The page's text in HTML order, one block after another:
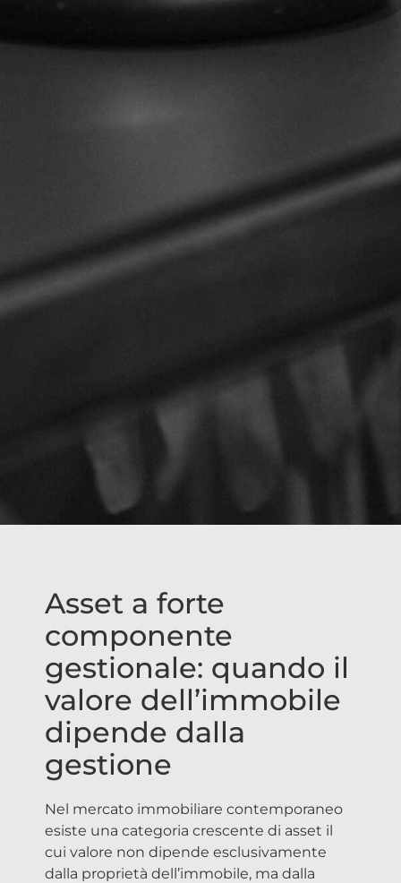
Asset a forte
componente
gestionale: quando il
valore dell’immobile
dipende dalla
gestione
Nel mercato immobiliare contemporaneo
esiste una categoria crescente di asset il
cui valore non dipende esclusivamente
dalla proprietà dell’immobile, ma dalla